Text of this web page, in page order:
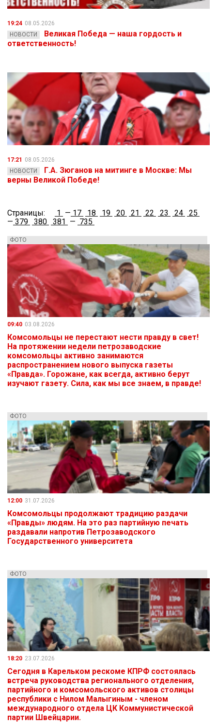
19:24 08.05.2026
НОВОСТИ
Великая Победа — наша гордость и
ответственность!
17:21
08.05.2026
НОВОСТИ
Г.А. Зюганов на митинге в Москве: Мы
верны Великой Победе!
Страницы: 1 — 17 18 19 20 21 22 23 24
25
— 379 380 381 — 735
ФОТО
09:40 03.08.2026
Комсомольцы не перестают нести правду в свет!
На протяжении недели петрозаводские
комсомольцы активно занимаются
распространением нового выпуска газеты
«Правда». Горожане, как всегда, активно берут
изучают газету. Сила, как мы все знаем, в правде!
ФОТО
12:00 31.07.2026
Комсомольцы продолжают традицию раздачи
«Правды» людям. На это раз партийную печать
раздавали напротив Петрозаводского
Государственного университета
ФОТО
18:20 23.07.2026
Сегодня в Карельком рескоме КПРФ состоялась
встреча руководства регионального отделения,
партийного и комсомольского активов столицы
республики с Нилом Малыгиным - членом
международного отдела ЦК Коммунистической
партии Швейцарии.